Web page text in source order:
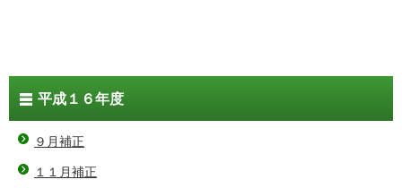
平成１６年度
９月補正
１１月補正